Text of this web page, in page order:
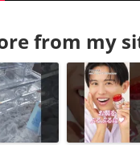
from my